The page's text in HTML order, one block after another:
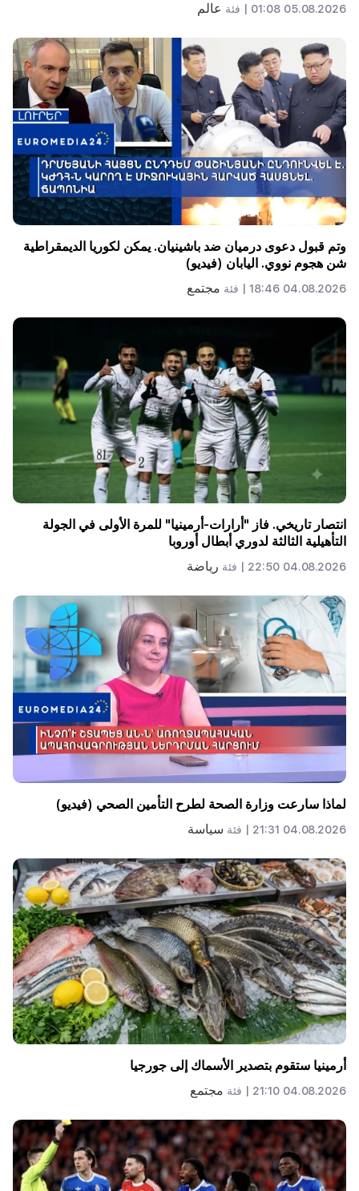
05.08.2026 01:08 | فئة عالم
وتم قبول دعوى درميان ضد باشينيان. يمكن لكوريا الديمقراطية
شن هجوم نووي. اليابان (فيديو)
04.08.2026 18:46 | فئة مجتمع
انتصار تاريخي. فاز "أرارات-أرمينيا" للمرة الأولى في الجولة
التأهيلية الثالثة لدوري أبطال أوروبا
04.08.2026 22:50 | فئة رياضة
لماذا سارعت وزارة الصحة لطرح التأمين الصحي (فيديو)
04.08.2026 21:31 | فئة سياسة
أرمينيا ستقوم بتصدير الأسماك إلى جورجيا
04.08.2026 21:10 | فئة مجتمع